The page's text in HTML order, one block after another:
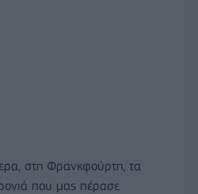
στη Φρανκφούρτη, τα
που μας πέρασε